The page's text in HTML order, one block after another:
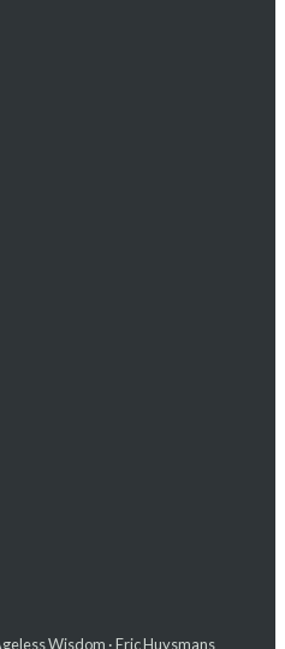
Wisdom · Eric Huysmans